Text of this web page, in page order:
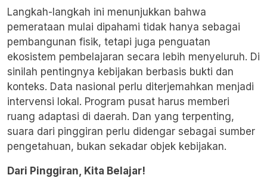
Langkah-langkah ini menunjukkan bahwa
pemerataan mulai dipahami tidak hanya sebagai
pembangunan fisik, tetapi juga penguatan
ekosistem pembelajaran secara lebih menyeluruh. Di
sinilah pentingnya kebijakan berbasis bukti dan
konteks. Data nasional perlu diterjemahkan menjadi
intervensi lokal. Program pusat harus memberi
ruang adaptasi di daerah. Dan yang terpenting,
suara dari pinggiran perlu didengar sebagai sumber
pengetahuan, bukan sekadar objek kebijakan.
Dari Pinggiran, Kita Belajar!